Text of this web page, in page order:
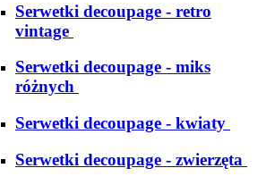
Serwetki decoupage - retro
vintage
Serwetki decoupage - miks
różnych
Serwetki decoupage - kwiaty
Serwetki decoupage - zwierzęta